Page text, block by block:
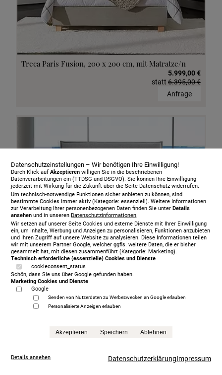
Treca Paris Fusion, 200 x 200 cm, mit Matratze/n
5.999,00 €
statt 6.395,00 €
Anfrage
Treca Paris Oreiller, 200 x 200 cm, mit Matratze/n,
grey
statt13.865,00 €
Datenschutzeinstellungen – Wir benötigen Ihre Einwilligung!
Durch Klick aufAkzeptieren willigen Sie in die beschriebenen
Datenverarbeitungen ein (TTDSG und DSGVO). Sie können Ihre Einwilligung
jederzeit mit Wirkung für die Zukunft über die Seite Datenschutz widerrufen.
Um technisch-notwendige Funktionen sicher anbieten zu können, sind
bestimmte Cookies immer aktiv (Kategorie: essenziell). Weitere Informationen
zur Verarbeitung Ihrer personenbezogenen Daten finden Sie unterDetails
ansehen und in unserenDatenschutzinformationen.
Wir setzen auf unserer Seite Cookies und externe Dienste mit Ihrer Einwilligung
ein, um Inhalte, Werbung und Anzeigen zu personalisieren, Funktionen anzubieten
und Ihren Zugriff auf unsere Website zu analysieren. Diese Informationen teilen
wir mit unserem Partner Google, welcher ggfls. weitere Daten, die er bisher
gesammelt hat, mit diesen zusammenführt (Kategorie: Marketing).
Technisch erforderliche (essenzielle) Cookies und Dienste
cookieconsent_status
Schön, dass Sie uns über Google gefunden haben.
Marketing Cookies und Dienste
Google
Senden von Nutzerdaten zu Werbezwecken an Google erlauben
Personalisierte Anzeigen erlauben
Akzeptieren Speichern Ablehnen
Details ansehen DatenschutzerklärungImpressum